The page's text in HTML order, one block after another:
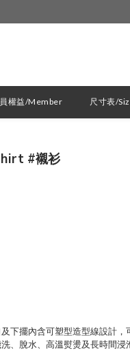
權益/Member 尺寸表/
#襯衫
下擺內含可塑型造型線設計，
、脫水、高溫熨燙及長時間浸